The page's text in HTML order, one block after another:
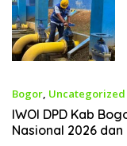
Bogor, Uncategorized
IWOI DPD Kab
Nasional 2026